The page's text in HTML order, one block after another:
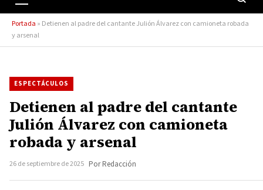
Portada » Detienen al padre del cantante Julión Álvarez con camioneta robada
y arsenal
ESPECTÁCULOS
Detienen al padre del cantante
Julión Álvarez con camioneta
robada y arsenal
26 de septiembre de 2025 Por Redacción